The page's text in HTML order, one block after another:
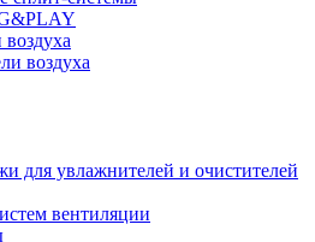
воздуха
для увлажнителей и очистителей
вентиляции